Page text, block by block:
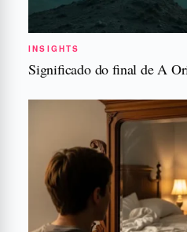
INSIGHTS
Significado do final de A